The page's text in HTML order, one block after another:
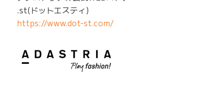
.st(ドットエスティ)
https://www.dot-st.com/